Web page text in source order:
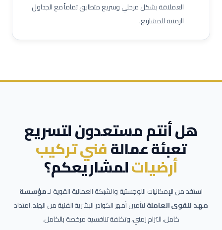
العملاقة بشكل مرحلي وسريع متطابق تماماً مع الجداول
الزمنية للمشاريع.
هل أنتم مستعدون لتسريع
تعبئة عمالةفني تركيب
أرضياتلمشاريعكم؟
استفد من الإمكانيات اللوجستية والشبكة العمالية القوية لـمؤسسة
مهد للقوى العاملةلتأمين أمهر الكوادر البشرية الفنية من الهند. امتداد
كامل، التزام زمني، وتكلفة تنافسية مرخصة بالكامل.